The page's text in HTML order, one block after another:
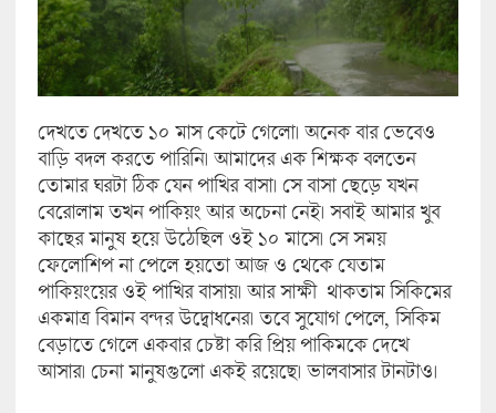
দেখতে দেখতে ১০ মাস কেটে গেলো। অনেক বার ভেবেও
বাড়ি বদল করতে পারিনি। আমাদের এক শিক্ষক বলতেন
তোমার ঘরটা ঠিক যেন পাখির বাসা। সে বাসা ছেড়ে যখন
বেরোলাম তখন পাকিয়ং আর অচেনা নেই। সবাই আমার খুব
কাছের মানুষ হয়ে উঠেছিল ওই ১০ মাসে। সে সময়
ফেলোশিপ না পেলে হয়তো আজ ও থেকে যেতাম
পাকিয়ংয়ের ওই পাখির বাসায়। আর সাক্ষী থাকতাম সিকিমের
একমাত্র বিমান বন্দর উদ্বোধনের। তবে সুযোগ পেলে, সিকিম
বেড়াতে গেলে একবার চেষ্টা করি প্রিয় পাকিমকে দেখে
আসার। চেনা মানুষগুলো একই রয়েছে। ভালবাসার টানটাও।